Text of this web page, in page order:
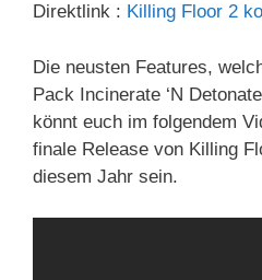
Direktlink : Killing Floor 2
Die neusten Features,
Pack Incinerate ‘N
könnt euch im folgendem
finale Release von Killing
diesem Jahr sein.